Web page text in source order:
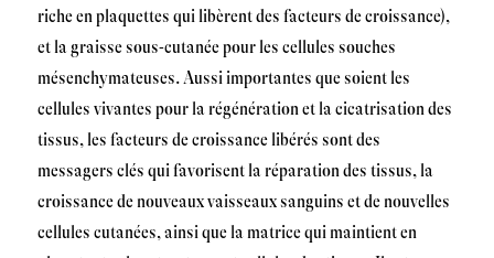
riche en plaquettes qui libèrent des facteurs de croissance),
et la graisse sous-cutanée pour les cellules souches
mésenchymateuses. Aussi importantes que soient les
cellules vivantes pour la régénération et la cicatrisation des
tissus, les facteurs de croissance libérés sont des
messagers clés qui favorisent la réparation des tissus, la
croissance de nouveaux vaisseaux sanguins et de nouvelles
cellules cutanées, ainsi que la matrice qui maintient en